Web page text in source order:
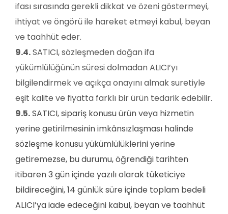
ifası sırasında gerekli dikkat ve özeni göstermeyi,
ihtiyat ve öngörü ile hareket etmeyi kabul, beyan
ve taahhüt eder.
9.4.SATICI, sözleşmeden doğan ifa
yükümlülüğünün süresi dolmadan ALICI’yı
bilgilendirmek ve açıkça onayını almak suretiyle
eşit kalite ve fiyatta farklı bir ürün tedarik edebilir.
9.5.SATICI, sipariş konusu ürün veya hizmetin
yerine getirilmesinin imkânsızlaşması halinde
sözleşme konusu yükümlülüklerini yerine
getiremezse, bu durumu, öğrendiği tarihten
itibaren 3 gün içinde yazılı olarak tüketiciye
bildireceğini, 14 günlük süre içinde toplam bedeli
ALICI’ya iade edeceğini kabul, beyan ve taahhüt